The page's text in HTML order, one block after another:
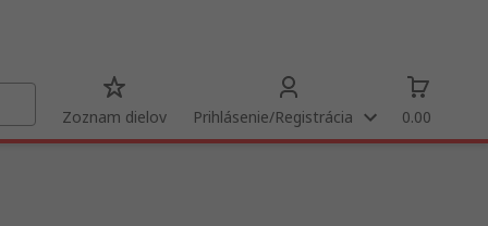
Zoznam dielov Prihlásenie/Registrácia 0.00